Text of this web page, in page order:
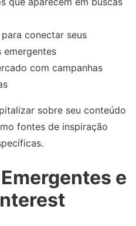
conectar seus
emergentes
com campanhas
sobre seu conteúdo
fontes de inspiração
e